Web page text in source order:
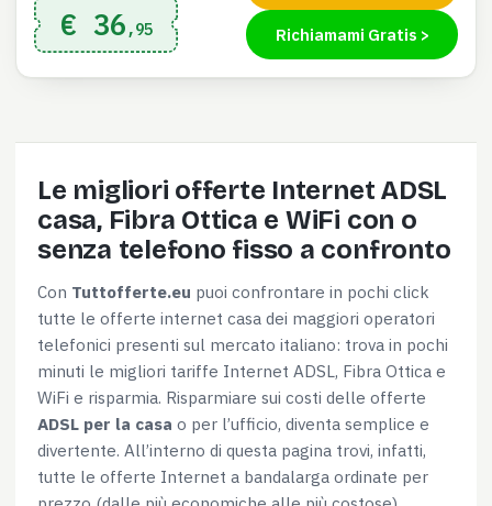
€ 36 ,95 Richiamami Gratis >
Le migliori offerte Internet ADSL
casa, Fibra Ottica e WiFi con o
senza telefono fisso a confronto
Con Tuttofferte.eu puoi confrontare in pochi click
tutte le offerte internet casa dei maggiori operatori
telefonici presenti sul mercato italiano: trova in pochi
minuti le migliori tariffe Internet ADSL, Fibra Ottica e
WiFi e risparmia. Risparmiare sui costi delle offerte
ADSL per la casa o per l’ufficio, diventa semplice e
divertente. All’interno di questa pagina trovi, infatti,
tutte le offerte Internet a bandalarga ordinate per